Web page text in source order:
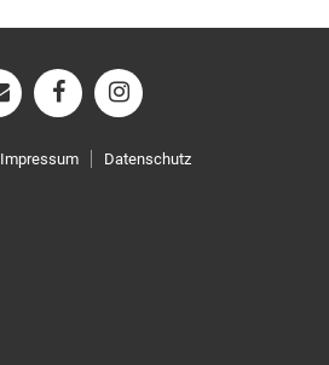
Impressum Datenschutz